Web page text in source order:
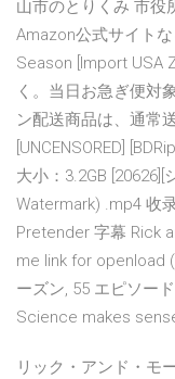
山市のとりくみ 市役
Amazon公式サイト
Season [Import USA
く。当日お急ぎ便対
ン配送商品は、通常
[UNCENSORED]
大小：3.2GB
Watermark) .mp4 收
Pretender 字幕 Rick
me link for openload
ーズン, 55 エピソー
Science makes
リック・アンド・モ